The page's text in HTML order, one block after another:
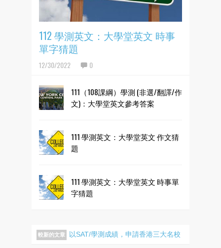
112 學測英文：大學堂英文 時事
單字猜題
12/30/2022 0
111（108課綱）學測 (非選/翻譯/作
文)：大學堂英文參考答案
111 學測英文：大學堂英文 作文猜
題
111 學測英文：大學堂英文 時事單
字猜題
較新的文章 以SAT/學測成績，申請香港三大名校